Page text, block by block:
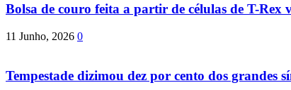
Bolsa de couro feita a partir de células de T-Rex
11 Junho, 2026 0
Tempestade dizimou dez por cento dos grandes